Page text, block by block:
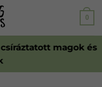
0
magok és